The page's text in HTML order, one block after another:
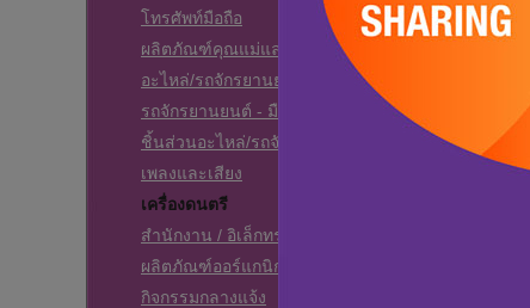
โทรศัพท์มือถือ
ผลิตภัณฑ์คุณแม่และเด็ก
อะไหล่/รถจักรยานยนต์
รถจักรยานยนต์ - มือสอง
ชิ้นส่วนอะไหล่/รถจักรยานยนต์
เพลงและเสียง
เครื่องดนตรี
สำนักงาน / อิเล็กทรอนิคส์
ผลิตภัณฑ์ออร์แกนิก
กิจกรรมกลางแจ้ง